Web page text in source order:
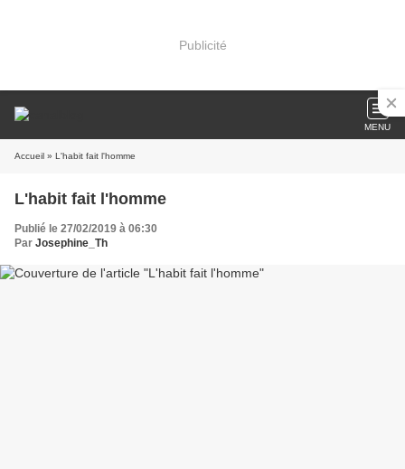
Publicité
MENU
Accueil » L'habit fait l'homme
L'habit fait l'homme
Publié le 27/02/2019 à 06:30
Par Josephine_Th